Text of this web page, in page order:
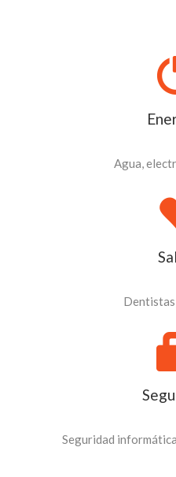
Agua,
Seguridad